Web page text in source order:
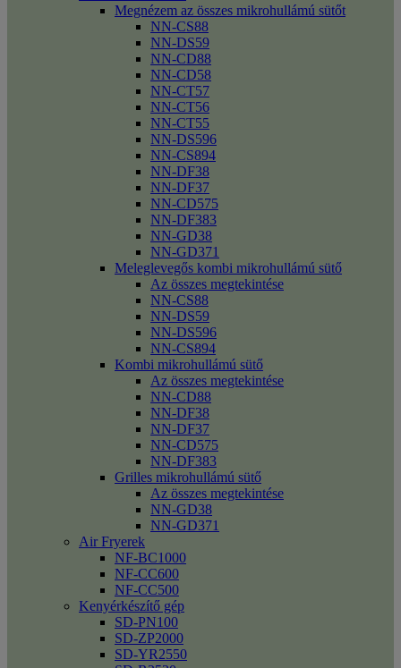
Megnézem az összes mikrohullámú sütőt
NN-CS88
NN-DS59
NN-CD88
NN-CD58
NN-CT57
NN-CT56
NN-CT55
NN-DS596
NN-CS894
NN-DF38
NN-DF37
NN-CD575
NN-DF383
NN-GD38
NN-GD371
Meleglevegős kombi mikrohullámú sütő
Az összes megtekintése
NN-CS88
NN-DS59
NN-DS596
NN-CS894
Kombi mikrohullámú sütő
Az összes megtekintése
NN-CD88
NN-DF38
NN-DF37
NN-CD575
NN-DF383
Grilles mikrohullámú sütő
Az összes megtekintése
NN-GD38
NN-GD371
Air Fryerek
NF-BC1000
NF-CC600
NF-CC500
Kenyérkészítő gép
SD-PN100
SD-ZP2000
SD-YR2550